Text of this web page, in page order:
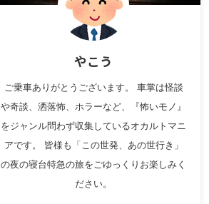
やこう
ご乗車ありがとうございます。 車掌は怪談
や奇談、洒落怖、ホラーなど、『怖いモノ』
をジャンル問わず収集しているオカルトマニ
アです。 皆様も「この世発、あの世行き」
の夜の寝台特急の旅をごゆっくりお楽しみく
ださい。